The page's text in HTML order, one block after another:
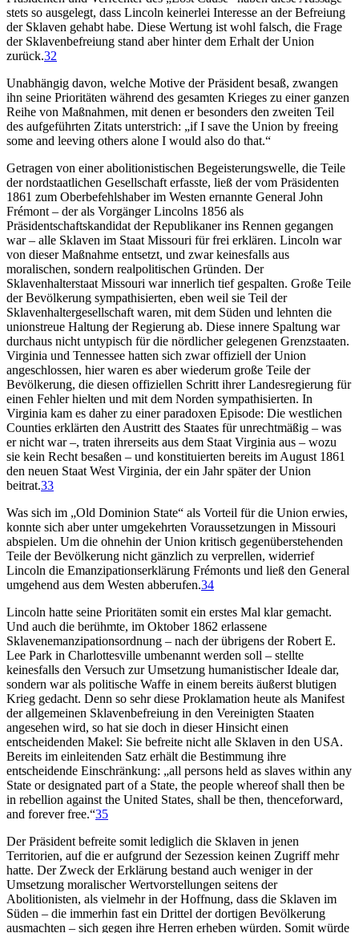
stets so ausgelegt, dass Lincoln keinerlei Interesse an der Befreiung
der Sklaven gehabt habe. Diese Wertung ist wohl falsch, die Frage
der Sklavenbefreiung stand aber hinter dem Erhalt der Union
zurück.32
Unabhängig davon, welche Motive der Präsident besaß, zwangen
ihn seine Prioritäten während des gesamten Krieges zu einer ganzen
Reihe von Maßnahmen, mit denen er besonders den zweiten Teil
des aufgeführten Zitats unterstrich: „if I save the Union by freeing
some and leeving others alone I would also do that.“
Getragen von einer abolitionistischen Begeisterungswelle, die Teile
der nordstaatlichen Gesellschaft erfasste, ließ der vom Präsidenten
1861 zum Oberbefehlshaber im Westen ernannte General John
Frémont – der als Vorgänger Lincolns 1856 als
Präsidentschaftskandidat der Republikaner ins Rennen gegangen
war – alle Sklaven im Staat Missouri für frei erklären. Lincoln war
von dieser Maßnahme entsetzt, und zwar keinesfalls aus
moralischen, sondern realpolitischen Gründen. Der
Sklavenhalterstaat Missouri war innerlich tief gespalten. Große Teile
der Bevölkerung sympathisierten, eben weil sie Teil der
Sklavenhaltergesellschaft waren, mit dem Süden und lehnten die
unionstreue Haltung der Regierung ab. Diese innere Spaltung war
durchaus nicht untypisch für die nördlicher gelegenen Grenzstaaten.
Virginia und Tennessee hatten sich zwar offiziell der Union
angeschlossen, hier waren es aber wiederum große Teile der
Bevölkerung, die diesen offiziellen Schritt ihrer Landesregierung für
einen Fehler hielten und mit dem Norden sympathisierten. In
Virginia kam es daher zu einer paradoxen Episode: Die westlichen
Counties erklärten den Austritt des Staates für unrechtmäßig – was
er nicht war –, traten ihrerseits aus dem Staat Virginia aus – wozu
sie kein Recht besaßen – und konstituierten bereits im August 1861
den neuen Staat West Virginia, der ein Jahr später der Union
beitrat.33
Was sich im „Old Dominion State“ als Vorteil für die Union erwies,
konnte sich aber unter umgekehrten Voraussetzungen in Missouri
abspielen. Um die ohnehin der Union kritisch gegenüberstehenden
Teile der Bevölkerung nicht gänzlich zu verprellen, widerrief
Lincoln die Emanzipationserklärung Frémonts und ließ den General
umgehend aus dem Westen abberufen.34
Lincoln hatte seine Prioritäten somit ein erstes Mal klar gemacht.
Und auch die berühmte, im Oktober 1862 erlassene
Sklavenemanzipationsordnung – nach der übrigens der Robert E.
Lee Park in Charlottesville umbenannt werden soll – stellte
keinesfalls den Versuch zur Umsetzung humanistischer Ideale dar,
sondern war als politische Waffe in einem bereits äußerst blutigen
Krieg gedacht. Denn so sehr diese Proklamation heute als Manifest
der allgemeinen Sklavenbefreiung in den Vereinigten Staaten
angesehen wird, so hat sie doch in dieser Hinsicht einen
entscheidenden Makel: Sie befreite nicht alle Sklaven in den USA.
Bereits im einleitenden Satz erhält die Bestimmung ihre
entscheidende Einschränkung: „all persons held as slaves within any
State or designated part of a State, the people whereof shall then be
in rebellion against the United States, shall be then, thenceforward,
and forever free.“35
Der Präsident befreite somit lediglich die Sklaven in jenen
Territorien, auf die er aufgrund der Sezession keinen Zugriff mehr
hatte. Der Zweck der Erklärung bestand auch weniger in der
Umsetzung moralischer Wertvorstellungen seitens der
Abolitionisten, als vielmehr in der Hoffnung, dass die Sklaven im
Süden – die immerhin fast ein Drittel der dortigen Bevölkerung
ausmachten – sich gegen ihre Herren erheben würden. Somit würde